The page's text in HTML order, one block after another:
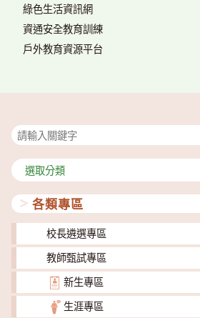
綠色生活資訊網
資通安全教育訓練
戶外教育資源平台
分
類
各類專區
校長遴選專區
教師甄試專區
新生專區
生涯專區